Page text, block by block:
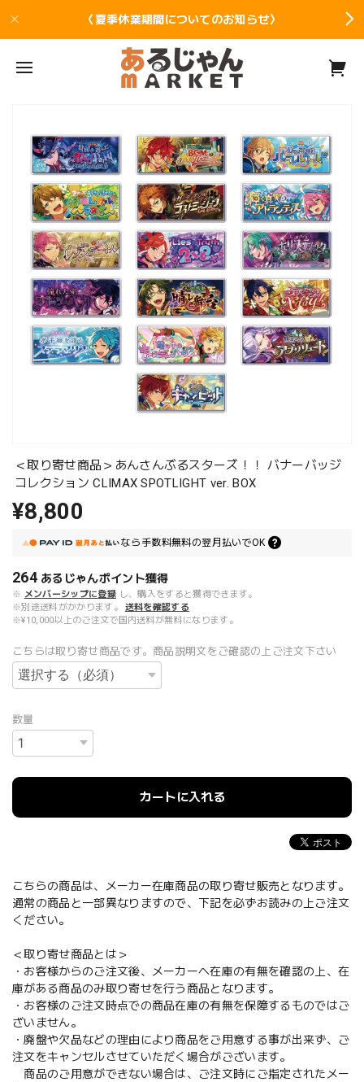
〈夏季休業期間についてのお知らせ〉
＜取り寄せ商品＞あんさんぶるスターズ！！ バナーバッジ
コレクション CLIMAX SPOTLIGHT ver. BOX
¥8,800
なら 手数料無料の翌月払いでOK
264 あるじゃんポイント獲得
※ メンバーシップに登録 し、購入をすると獲得できます。
※別途送料がかかります。
送料を確認する
※¥10,000以上のご注文で国内送料が無料になります。
こちらは取り寄せ商品です。商品説明文をご確認の上ご注文下さい
数量
カートに入れる
こちらの商品は、メーカー在庫商品の取り寄せ販売となります。
通常の商品と一部異なりますので、下記を必ずお読みの上ご注文
ください。
＜取り寄せ商品とは＞
・お客様からのご注文後、メーカーへ在庫の有無を確認の上、在
庫がある商品のみ取り寄せを行う商品となります。
・お客様のご注文時点での商品在庫の有無を保障するものではご
ざいません。
・廃盤や欠品などの理由により商品をご用意する事が出来ず、ご
注文をキャンセルさせていただく場合がございます。
商品のご用意ができない場合は、ご注文時にご指定されたメー